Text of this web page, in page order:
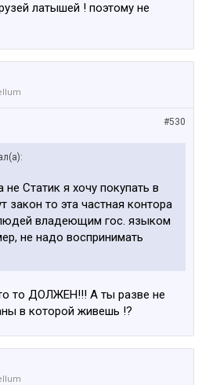
латышей ! поэтому не
#530
Статик я хочу покупать в
закон то эта частная контора
владеющим гос. языком
не надо воспринимать
то ДОЛЖЕН!!! А ты разве не
в которой живешь !?